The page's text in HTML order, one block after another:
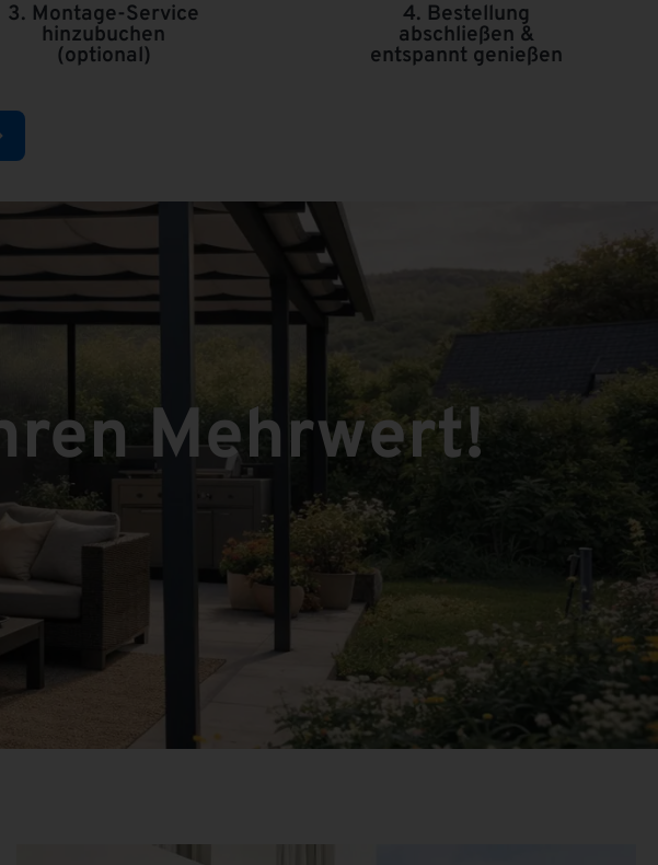
3. Montage-Service
hinzubuchen
(optional)
4. Bestellung
abschließen &
entspannt genießen
Mehrwert!